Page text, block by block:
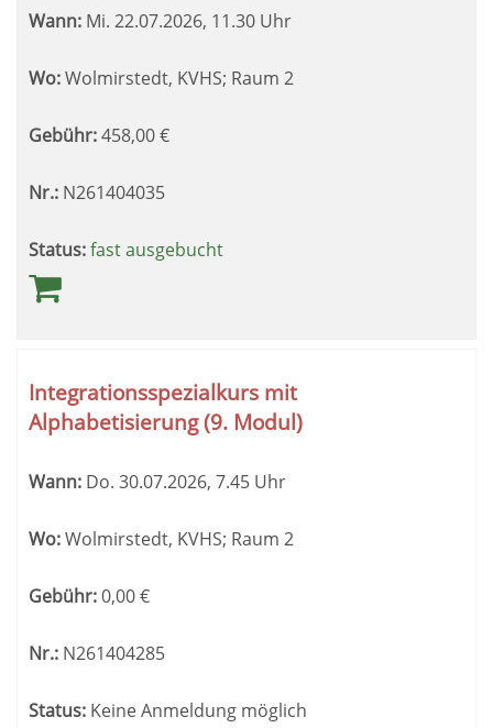
Wann: Mi. 22.07.2026, 11.30 Uhr
Wo:Wolmirstedt, KVHS; Raum 2
Gebühr:458,00€
Nr.: N261404035
Status:fast ausgebucht
Integrationsspezialkurs mit
Alphabetisierung (9. Modul)
Wann: Do. 30.07.2026, 7.45 Uhr
Wo:Wolmirstedt, KVHS; Raum 2
Gebühr:0,00€
Nr.: N261404285
Status: Keine Anmeldung möglich